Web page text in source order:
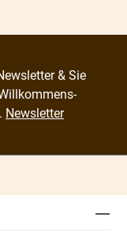
& Sie
Newsletter